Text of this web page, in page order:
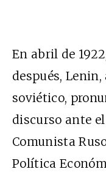
En abril de
después,
soviético,
discurso ante
Comunista
Política